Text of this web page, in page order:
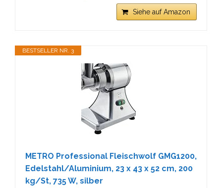
Siehe auf Amazon
BESTSELLER NR. 3
METRO Professional Fleischwolf GMG1200,
Edelstahl/Aluminium, 23 x 43 x 52 cm, 200
kg/St, 735 W, silber